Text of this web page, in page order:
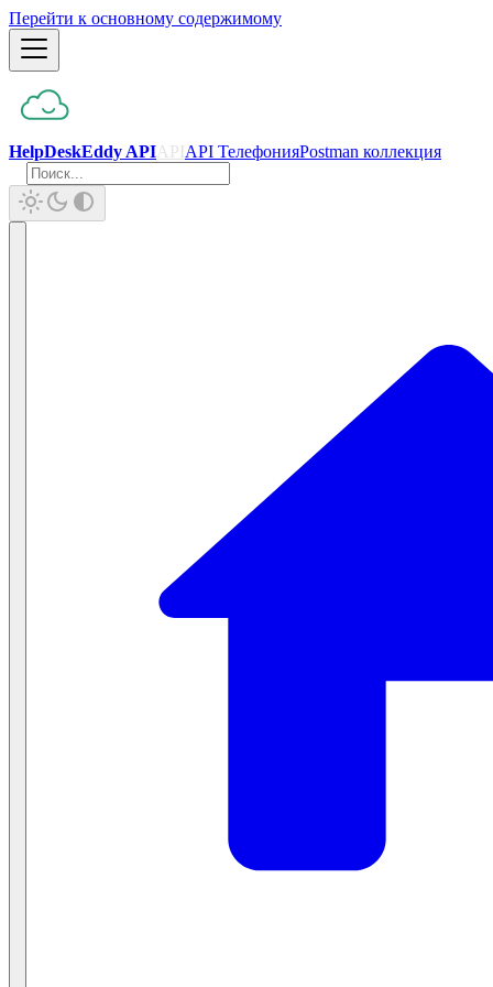
Перейти к основному содержимому
HelpDeskEddy API APIAPI ТелефонияPostman коллекция